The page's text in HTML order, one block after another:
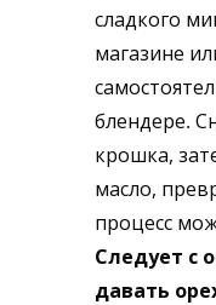
сладкого
магазине
блендере.
крошка,
масло,
процесс
Следует с
давать